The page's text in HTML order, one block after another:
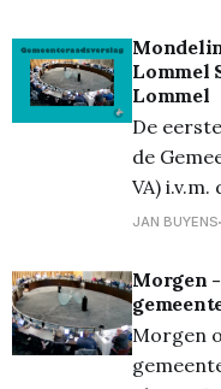
eerste
het
Lommel
Lommel
De
de
VA)
zich af of
loopt
JAN BUYENS
Morgen
Morgen